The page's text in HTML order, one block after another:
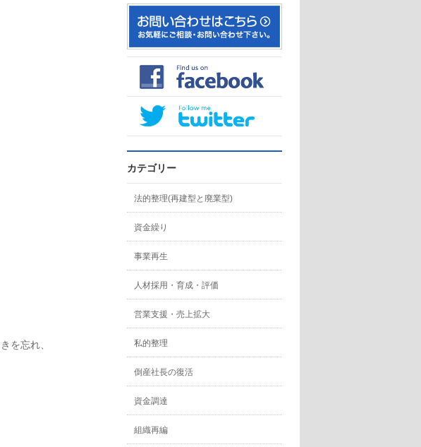
を忘れ、
カテゴリー
法的整理(再建型と廃業型)
資金繰り
事業再生
人材採用・育成・評価
営業支援・売上拡大
私的整理
倒産社長の復活
資金調達
組織再編